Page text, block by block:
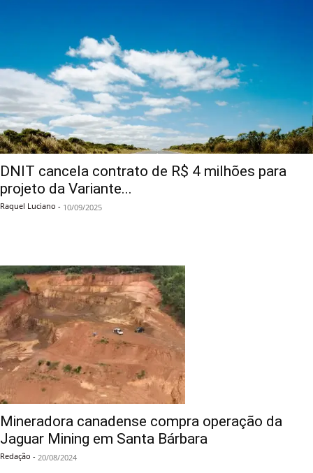
DNIT cancela contrato de R$ 4 milhões para
projeto da Variante...
Raquel Luciano - 10/09/2025
Mineradora canadense compra operação da
Jaguar Mining em Santa Bárbara
Redação - 20/08/2024